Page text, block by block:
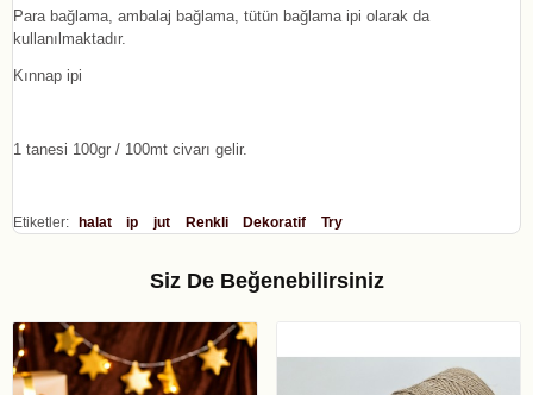
Para bağlama, ambalaj bağlama, tütün bağlama ipi olarak da
kullanılmaktadır.
Kınnap ipi
1 tanesi 100gr / 100mt civarı gelir.
Etiketler: halat ip jut Renkli Dekoratif Try
Siz De Beğenebilirsiniz